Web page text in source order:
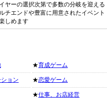
ヤーの選択次第で多数の分岐を迎える
チエンドや豊富に用意されたイベント
しめます
ョン
★育成ゲーム
★恋愛ゲーム
★仕事、お店経営